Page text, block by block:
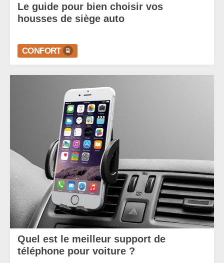
Le guide pour bien choisir vos
housses de siège auto
CONFORT
Quel est le meilleur support de
téléphone pour voiture ?